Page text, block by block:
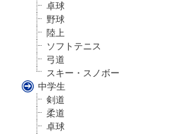
卓球
野球
陸上
ソフトテニス
弓道
スキー・スノボー
中学生
剣道
柔道
卓球